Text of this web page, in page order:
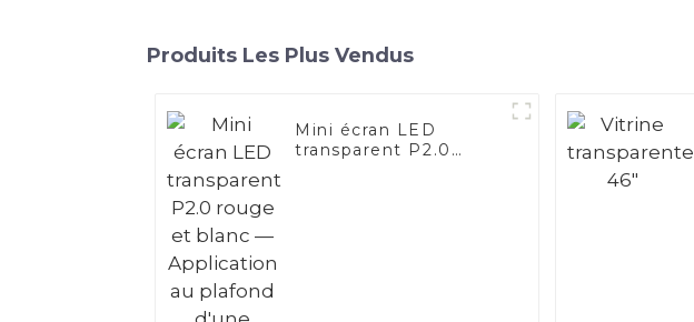
Produits Les Plus Vendus
Mini écran LED
transparent P2.0